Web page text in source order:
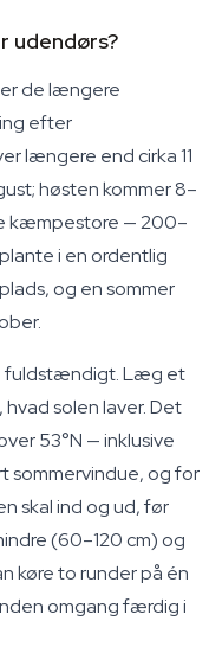
udendørs?
de længere
efter
længere end cirka 11
høsten kommer 8–
kæmpestore — 200–
i en ordentlig
og en sommer
fuldstændigt. Læg et
hvad solen laver. Det
53°N — inklusive
sommervindue, og for
skal ind og ud, før
(60–120 cm) og
køre to runder på én
omgang færdig i